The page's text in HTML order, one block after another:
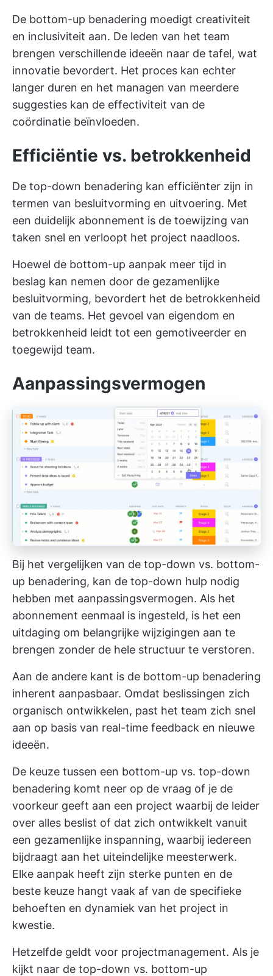
De bottom-up benadering moedigt creativiteit
en inclusiviteit aan. De leden van het team
brengen verschillende ideeën naar de tafel, wat
innovatie bevordert. Het proces kan echter
langer duren en het managen van meerdere
suggesties kan de effectiviteit van de
coördinatie beïnvloeden.
Efficiëntie vs. betrokkenheid
De top-down benadering kan efficiënter zijn in
termen van besluitvorming en uitvoering. Met
een duidelijk abonnement is de toewijzing van
taken snel en verloopt het project naadloos.
Hoewel de bottom-up aanpak meer tijd in
beslag kan nemen door de gezamenlijke
besluitvorming, bevordert het de betrokkenheid
van de teams. Het gevoel van eigendom en
betrokkenheid leidt tot een gemotiveerder en
toegewijd team.
Aanpassingsvermogen
Bij het vergelijken van de top-down vs. bottom-
up benadering, kan de top-down hulp nodig
hebben met aanpassingsvermogen. Als het
abonnement eenmaal is ingesteld, is het een
uitdaging om belangrijke wijzigingen aan te
brengen zonder de hele structuur te verstoren.
Aan de andere kant is de bottom-up benadering
inherent aanpasbaar. Omdat beslissingen zich
organisch ontwikkelen, past het team zich snel
aan op basis van real-time feedback en nieuwe
ideeën.
De keuze tussen een bottom-up vs. top-down
benadering komt neer op de vraag of je de
voorkeur geeft aan een project waarbij de leider
over alles beslist of dat zich ontwikkelt vanuit
een gezamenlijke inspanning, waarbij iedereen
bijdraagt aan het uiteindelijke meesterwerk.
Elke aanpak heeft zijn sterke punten en de
beste keuze hangt vaak af van de specifieke
behoeften en dynamiek van het project in
kwestie.
Hetzelfde geldt voor projectmanagement. Als je
kijkt naar de top-down vs. bottom-up